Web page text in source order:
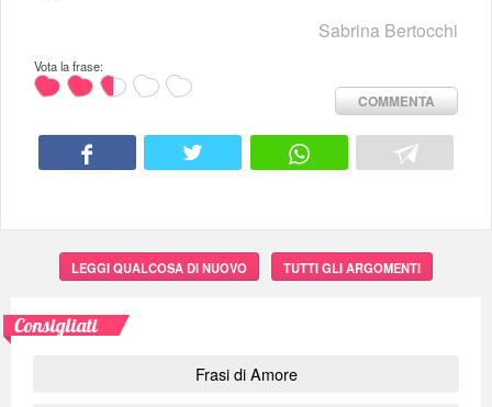
Sabrina Bertocchi
Vota la frase:
COMMENTA
LEGGI QUALCOSA DI NUOVO TUTTI GLI ARGOMENTI
Consigliati
Frasi di Amore